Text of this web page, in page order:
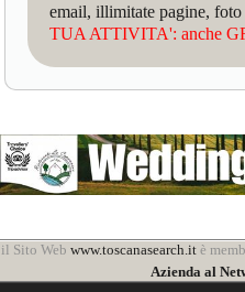
email, illimitate pagine,
TUA ATTIVITA': anche
il Sito Web www.toscanasearch.itè
Azienda al